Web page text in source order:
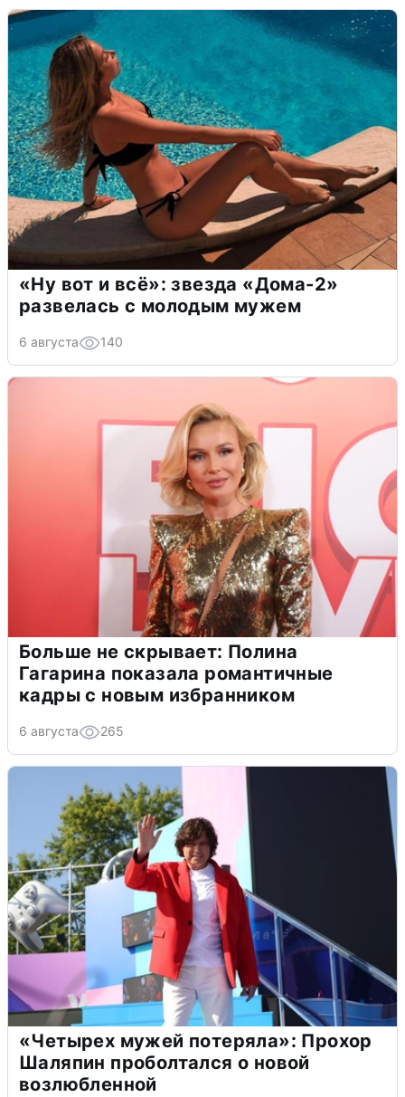
«Ну вот и всё»: звезда «Дома-2»
развелась с молодым мужем
6 августа 140
Больше не скрывает: Полина
Гагарина показала романтичные
кадры с новым избранником
6 августа 265
«Четырех мужей потеряла»: Прохор
Шаляпин проболтался о новой
возлюбленной